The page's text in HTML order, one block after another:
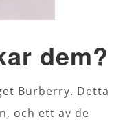
dem?
Burberry. Detta
och ett av de